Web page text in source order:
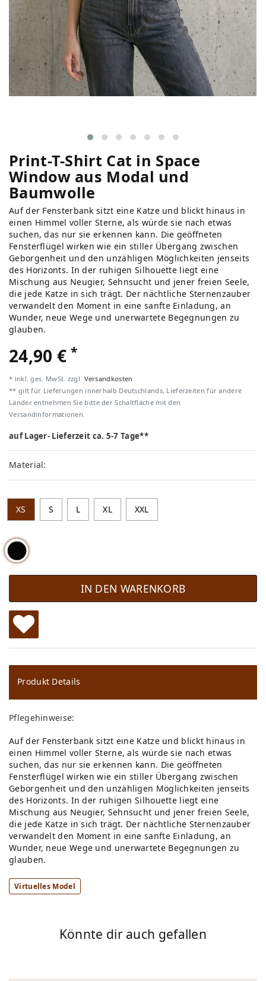
Print-T-Shirt Cat in Space
Window aus Modal und
Baumwolle
Auf der Fensterbank sitzt eine Katze und blickt hinaus in
einen Himmel voller Sterne, als würde sie nach etwas
suchen, das nur sie erkennen kann. Die geöffneten
Fensterflügel wirken wie ein stiller Übergang zwischen
Geborgenheit und den unzähligen Möglichkeiten jenseits
des Horizonts. In der ruhigen Silhouette liegt eine
Mischung aus Neugier, Sehnsucht und jener freien Seele,
die jede Katze in sich trägt. Der nächtliche Sternenzauber
verwandelt den Moment in eine sanfte Einladung, an
Wunder, neue Wege und unerwartete Begegnungen zu
glauben.
24,90 €*
* inkl. ges. MwSt. zzgl. Versandkosten
** gilt für Lieferungen innerhalb Deutschlands, Lieferzeiten für andere
Länder entnehmen Sie bitte der Schaltfläche mit den
Versandinformationen.
auf Lager- Lieferzeit ca. 5-7 Tage**
Material:
XS S L XL XXL
IN DEN WARENKORB
W
u
ns
ch
lis
te
Produkt Details
Pflegehinweise:
Auf der Fensterbank sitzt eine Katze und blickt hinaus in
einen Himmel voller Sterne, als würde sie nach etwas
suchen, das nur sie erkennen kann. Die geöffneten
Fensterflügel wirken wie ein stiller Übergang zwischen
Geborgenheit und den unzähligen Möglichkeiten jenseits
des Horizonts. In der ruhigen Silhouette liegt eine
Mischung aus Neugier, Sehnsucht und jener freien Seele,
die jede Katze in sich trägt. Der nächtliche Sternenzauber
verwandelt den Moment in eine sanfte Einladung, an
Wunder, neue Wege und unerwartete Begegnungen zu
glauben.
Virtuelles Model
Könnte dir auch gefallen